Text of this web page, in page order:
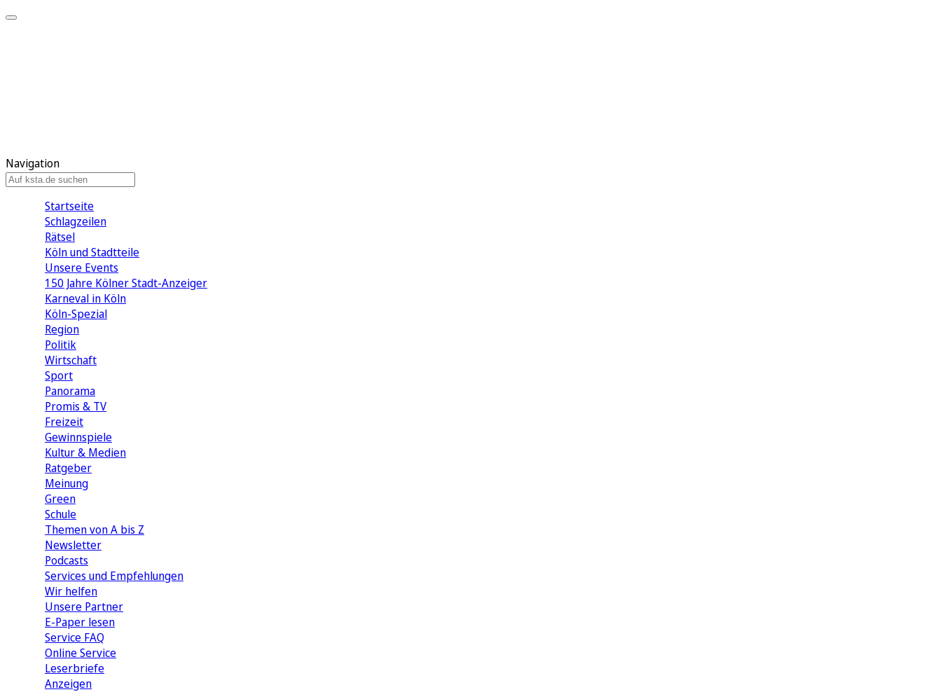
Navigation
Startseite
Schlagzeilen
Rätsel
Köln und Stadtteile
Unsere Events
150 Jahre Kölner Stadt-Anzeiger
Karneval in Köln
Köln-Spezial
Region
Politik
Wirtschaft
Sport
Panorama
Promis & TV
Freizeit
Gewinnspiele
Kultur & Medien
Ratgeber
Meinung
Green
Schule
Themen von A bis Z
Newsletter
Podcasts
Services und Empfehlungen
Wir helfen
Unsere Partner
E-Paper lesen
Service FAQ
Online Service
Leserbriefe
Anzeigen